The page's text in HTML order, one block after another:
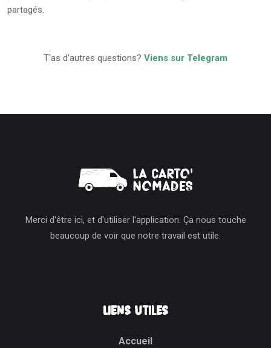
partagés.
T'as d'autres questions? Viens sur Telegram
Merci d'être ici, et d'utiliser l'application. Ça nous touche
beaucoup de voir que notre travail est utile.
Liens Utiles
Accueil